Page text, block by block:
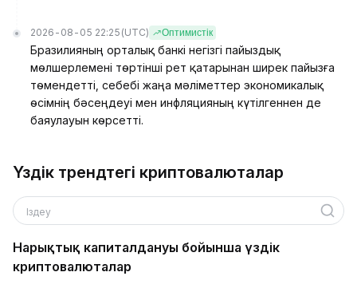
2026-08-05 22:25 (UTC) Оптимистік
Бразилияның орталық банкі негізгі пайыздық
мөлшерлемені төртінші рет қатарынан ширек пайызға
төмендетті, себебі жаңа мәліметтер экономикалық
өсімнің бәсеңдеуі мен инфляцияның күтілгеннен де
баяулауын көрсетті.
Үздік трендтегі криптовалюталар
Іздеу
Нарықтық капиталдануы бойынша үздік
криптовалюталар